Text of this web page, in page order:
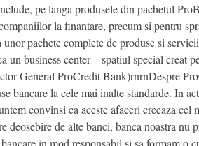
pe langa produsele din pachetul
la finantare, precum si pentru
pachete complete de produse si
un business center – spatiul special
General ProCredit Bank)rnrnDespre
bancare la cele mai inalte standarde. In
convinsi ca aceste afaceri creeaza
deosebire de alte banci, banca noastra nu
in mod responsabil si sa formam o